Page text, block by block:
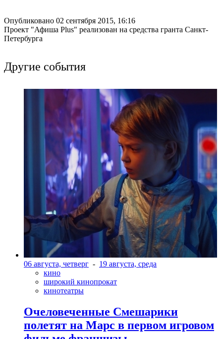
Опубликовано 02 сентября 2015, 16:16
Проект "Афиша Plus" реализован на средства гранта Санкт-
Петербурга
Другие события
06 августа, четверг - 19 августа, среда
кино
широкий кинопрокат
кинотеатры
Очеловеченные Смешарики
полетят на Марс в первом игровом